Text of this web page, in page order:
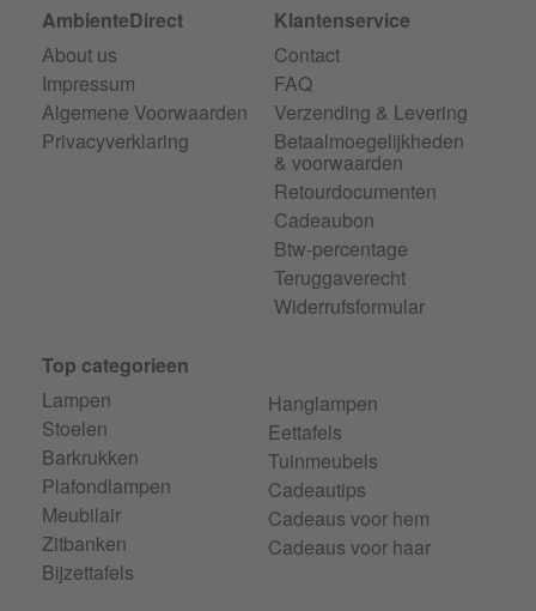
AmbienteDirect
About us
Impressum
Algemene Voorwaarden
Privacyverklaring
Klantenservice
Contact
FAQ
Verzending & Levering
Betaalmoegelijkheden
& voorwaarden
Retourdocumenten
Cadeaubon
Btw-percentage
Teruggaverecht
Widerrufsformular
Top categorieen
Lampen
Stoelen
Barkrukken
Plafondlampen
Meubilair
Zitbanken
Bijzettafels
Hanglampen
Eettafels
Tuinmeubels
Cadeautips
Cadeaus voor hem
Cadeaus voor haar